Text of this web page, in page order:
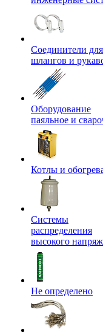
Соединители для
шлангов и
Оборудование
паяльное и
Котлы и
Системы
распределения
высокого
Не определено